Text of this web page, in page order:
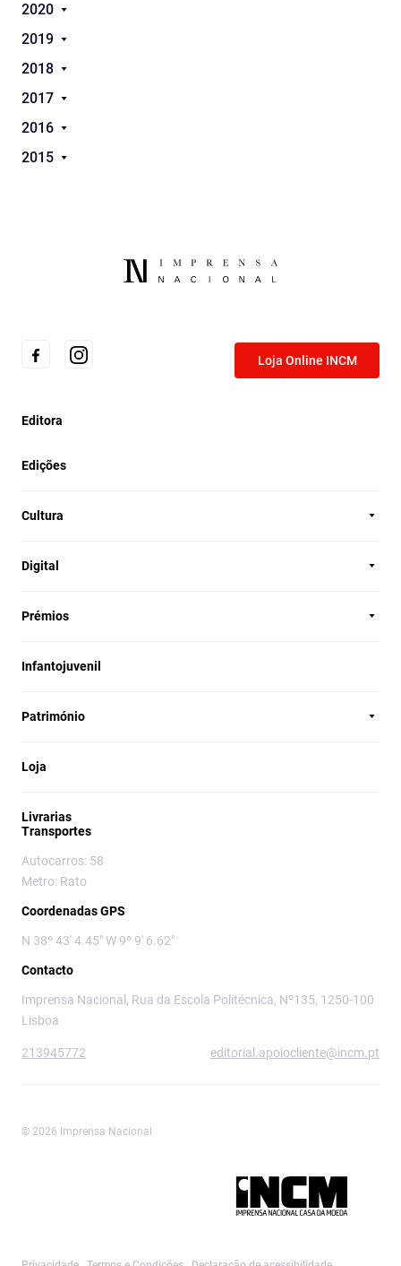
2020
2019
2018
2017
2016
2015
Loja Online INCM
Editora
Edições
Cultura
Digital
Prémios
Infantojuvenil
Património
Loja
Livrarias
Transportes
Autocarros: 58
Metro: Rato
Coordenadas GPS
N 38º 43' 4.45" W 9º 9' 6.62"
Contacto
Imprensa Nacional, Rua da Escola Politécnica, Nº135, 1250-100
Lisboa
213945772 editorial.apoiocliente@incm.pt
© 2026 Imprensa Nacional